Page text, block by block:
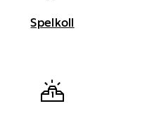
Spelkoll